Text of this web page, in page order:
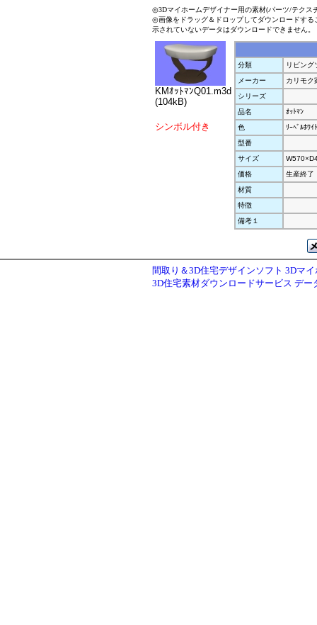
◎3Dマイホームデザイナー用の素材(パーツ/テクス
◎画像をドラッグ＆ドロップしてダウンロードす
示されていないデータはダウンロードできません。
KMｵｯﾄﾏﾝQ01.m3d
(104kB)
シンボル付き
分類
リビング
メーカー
カリモク
シリーズ
品名
ｵｯﾄﾏﾝ
色
ﾘｰﾍﾞﾙﾎﾜｲﾄ
型番
サイズ
価格
生産終了
材質
特徴
備考１
間取り＆3D住宅デザインソフト 3Dマ
3D住宅素材ダウンロードサービス デー